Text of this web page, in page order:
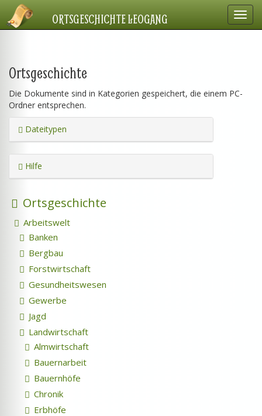
ORTSGESCHICHTE LEOGANG
Ortsgeschichte
Die Dokumente sind in Kategorien gespeichert, die einem PC-
Ordner entsprechen.
Dateitypen
Hilfe
Ortsgeschichte
Arbeitswelt
Banken
Bergbau
Forstwirtschaft
Gesundheitswesen
Gewerbe
Jagd
Landwirtschaft
Almwirtschaft
Bauernarbeit
Bauernhöfe
Chronik
Erbhöfe